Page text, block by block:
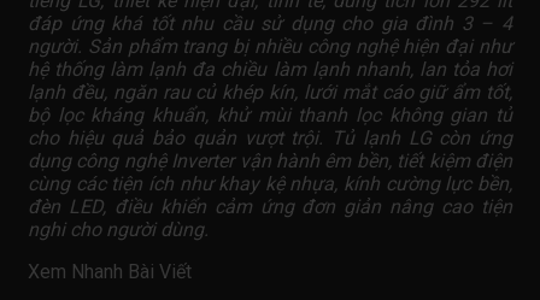
đáp ứng khá tốt nhu cầu sử dụng cho gia đình 3 – 4
người. Sản phẩm trang bị nhiều công nghệ hiện đại như
hệ thống làm lạnh đa chiều làm lạnh nhanh, lan tỏa hơi
lạnh đều, ngăn rau củ khép kín, lưới mắt cáo giữ ẩm tốt,
bộ lọc kháng khuẩn, khử mùi thanh lọc không gian tủ
cho hiệu quả bảo quản vượt trội. Tủ lạnh LG còn ứng
dụng công nghệ Inverter vận hành êm bền, tiết kiệm điện
cùng các tiện ích như khay kệ nhựa, kính cường lực bền,
đèn LED, điều khiển cảm ứng đơn giản nâng cao tiện
nghi cho người dùng.
Xem Nhanh Bài Viết